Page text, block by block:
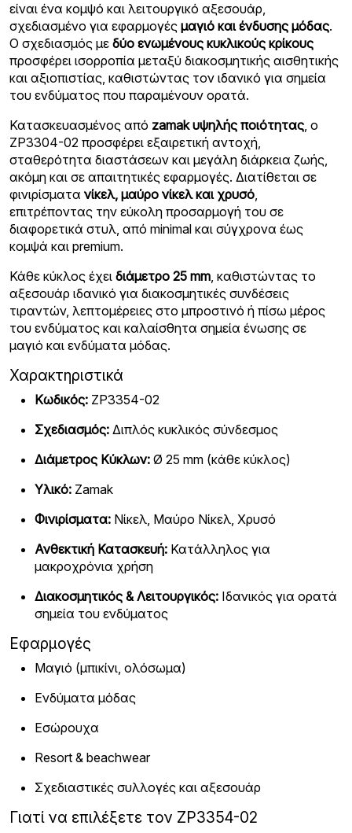
είναι ένα κομψό και λειτουργικό αξεσουάρ,
σχεδιασμένο για εφαρμογές μαγιό και ένδυσης μόδας.
Ο σχεδιασμός με δύο ενωμένους κυκλικούς κρίκους
προσφέρει ισορροπία μεταξύ διακοσμητικής αισθητικής
και αξιοπιστίας, καθιστώντας τον ιδανικό για σημεία
του ενδύματος που παραμένουν ορατά.
Κατασκευασμένος από zamak υψηλής ποιότητας, ο
ZP3304-02 προσφέρει εξαιρετική αντοχή,
σταθερότητα διαστάσεων και μεγάλη διάρκεια ζωής,
ακόμη και σε απαιτητικές εφαρμογές. Διατίθεται σε
φινιρίσματα νίκελ, μαύρο νίκελ και χρυσό,
επιτρέποντας την εύκολη προσαρμογή του σε
διαφορετικά στυλ, από minimal και σύγχρονα έως
κομψά και premium.
Κάθε κύκλος έχει διάμετρο 25 mm, καθιστώντας το
αξεσουάρ ιδανικό για διακοσμητικές συνδέσεις
τιραντών, λεπτομέρειες στο μπροστινό ή πίσω μέρος
του ενδύματος και καλαίσθητα σημεία ένωσης σε
μαγιό και ενδύματα μόδας.
Χαρακτηριστικά
Κωδικός: ZP3354-02
Σχεδιασμός: Διπλός κυκλικός σύνδεσμος
Διάμετρος Κύκλων: Ø 25 mm (κάθε κύκλος)
Υλικό: Zamak
Φινιρίσματα: Νίκελ, Μαύρο Νίκελ, Χρυσό
Ανθεκτική Κατασκευή: Κατάλληλος για
μακροχρόνια χρήση
Διακοσμητικός & Λειτουργικός: Ιδανικός για ορατά
σημεία του ενδύματος
Εφαρμογές
Μαγιό (μπικίνι, ολόσωμα)
Ενδύματα μόδας
Εσώρουχα
Resort & beachwear
Σχεδιαστικές συλλογές και αξεσουάρ
Γιατί να επιλέξετε τον ZP3354-02